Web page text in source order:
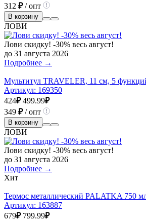
312 ₽/ опт
В корзину
ЛОВИ
Лови скидку! -30% весь август!
до 31 августа 2026
Подробнее →
Мультитул TRAVELER, 11 см, 5
Артикул: 169350
424₽ 499.99₽
349 ₽/ опт
В корзину
ЛОВИ
Лови скидку! -30% весь август!
до 31 августа 2026
Подробнее →
Хит
Термос металлический PALATKA 750
Артикул: 163887
679₽ 799.99₽